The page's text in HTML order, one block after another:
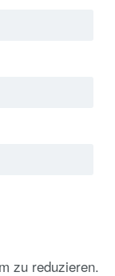
zu reduzieren.